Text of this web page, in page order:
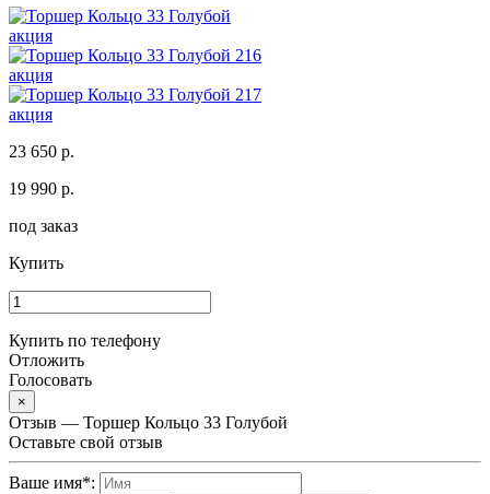
акция
акция
акция
23 650 р.
19 990 р.
под заказ
Купить
Купить по телефону
Отложить
Голосовать
×
Отзыв — Торшер Кольцо 33 Голубой
Оставьте свой отзыв
Ваше имя*: